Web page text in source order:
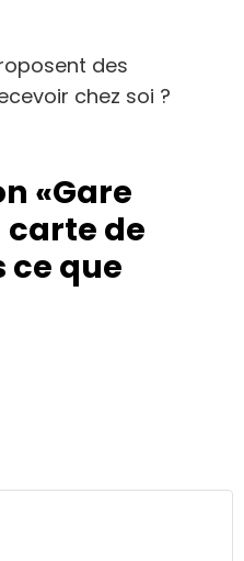
des
chez soi ?
«Gare
carte de
ce que